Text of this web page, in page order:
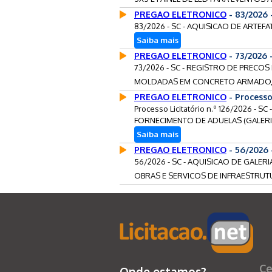
PREGAO ELETRONICO - 83/2026
83/2026 - SC - AQUISICAO DE
Saiba mais
PREGAO ELETRONICO - 73/2026
73/2026 - SC - REGISTRO DE PRECOS
MOLDADAS EM CONCRETO
PREGAO ELETRONICO -
Processo Licitatório n.º 126/2026 - SC -
FORNECIMENTO DE ADUELAS
Saiba mais
PREGAO ELETRONICO - 56/2026
56/2026 - SC - AQUISICAO DE
OBRAS E SERVICOS DE